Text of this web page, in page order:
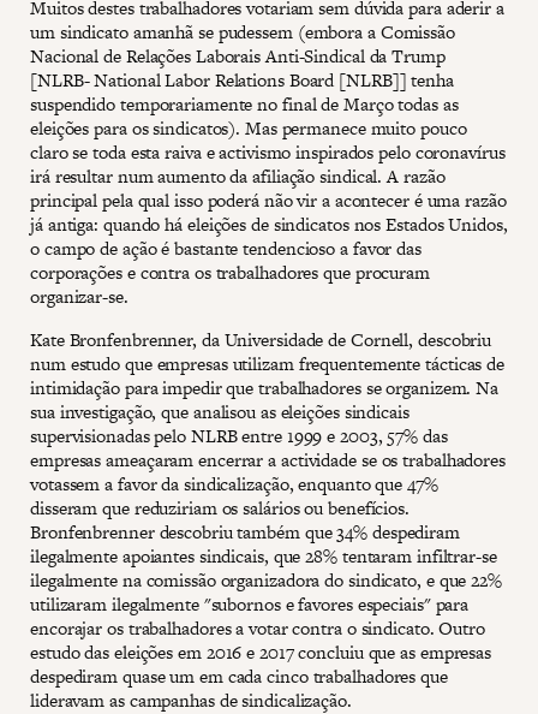
Muitos destes trabalhadores votariam sem dúvida para aderir a
um sindicato amanhã se pudessem (embora a Comissão
Nacional de Relações Laborais Anti-Sindical da Trump
[NLRB- National Labor Relations Board [NLRB]] tenha
suspendido temporariamente no final de Março todas as
eleições para os sindicatos). Mas permanece muito pouco
claro se toda esta raiva e activismo inspirados pelo coronavírus
irá resultar num aumento da afiliação sindical. A razão
principal pela qual isso poderá não vir a acontecer é uma razão
já antiga: quando há eleições de sindicatos nos Estados Unidos,
o campo de ação é bastante tendencioso a favor das
corporações e contra os trabalhadores que procuram
organizar-se.
Kate Bronfenbrenner, da Universidade de Cornell, descobriu
num estudo que empresas utilizam frequentemente tácticas de
intimidação para impedir que trabalhadores se organizem. Na
sua investigação, que analisou as eleições sindicais
supervisionadas pelo NLRB entre 1999 e 2003, 57% das
empresas ameaçaram encerrar a actividade se os trabalhadores
votassem a favor da sindicalização, enquanto que 47%
disseram que reduziriam os salários ou benefícios.
Bronfenbrenner descobriu também que 34% despediram
ilegalmente apoiantes sindicais, que 28% tentaram infiltrar-se
ilegalmente na comissão organizadora do sindicato, e que 22%
utilizaram ilegalmente "subornos e favores especiais" para
encorajar os trabalhadores a votar contra o sindicato. Outro
estudo das eleições em 2016 e 2017 concluiu que as empresas
despediram quase um em cada cinco trabalhadores que
lideravam as campanhas de sindicalização.